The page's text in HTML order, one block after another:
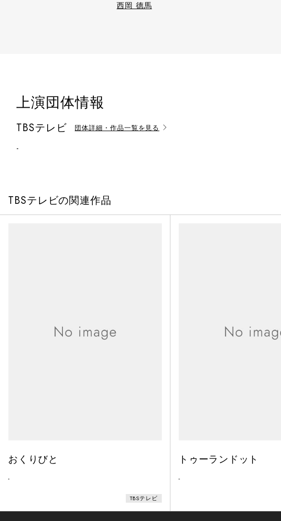
西岡 德馬
上演団体情報
TBSテレビ 団体詳細・作品一覧を見る
-
TBSテレビの関連作品
おくりびと
-
TBSテレビ
トゥーランドット
-